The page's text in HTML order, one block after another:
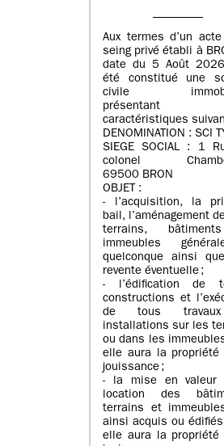
Aux termes d’un
seing privé établi à
date du 5 Août
été constitué une
civile
présentant
caractéristiques
DENOMINATION : SCI
SIEGE SOCIAL : 1
colonel
69500 BRON
OBJET :
- l’acquisition, la
bail, l’aménagement
terrains,
immeubles
quelconque ainsi
revente éventuelle ;
- l’édification de
constructions et
de tous
installations sur les
ou dans les
elle aura la propriété
jouissance ;
- la mise en valeur
location des
terrains et
ainsi acquis ou
elle aura la propriété